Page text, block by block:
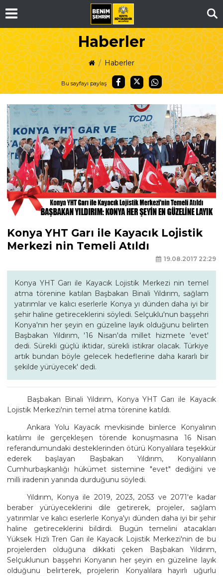
Haberler
Haberler
Bu sayfayı paylaş
Konya YHT Garı ile Kayacık Lojistik
Merkezi nin Temeli Atıldı
19.08.2017 22:29
Konya YHT Garı ile Kayacık Lojistik Merkezi nin temel
atma törenine katılan Başbakan Binali Yıldırım, sağlam
yatırımlar ve kalıcı eserlerle Konya yı dünden daha iyi bir
şehir haline getireceklerini söyledi. Selçuklu'nun başşehri
Konya'nın her şeyin en güzeline layık olduğunu belirten
Başbakan Yıldırım, '16 Nisan'da millet hizmete 'evet'
dedi. Sürekli güçlü iktidar, sürekli istikrar olacak. Türkiye
artık bundan böyle gelecek hedeflerine daha kararlı bir
şekilde yürüyecek' dedi.
Başbakan Binali Yıldırım, Konya YHT Garı ile Kayacık
Lojistik Merkezi'nin temel atma törenine katıldı.
Ankara Yolu Kayacık mevkisinde binlerce Konyalının
katılımı ile gerçekleşen törende konuşmasına 16 Nisan
referandumundaki desteklerinden ötürü Konyalılara teşekkür
ederek başlayan Başbakan Yıldırım, Konyalıların
Cumhurbaşkanlığı hükümet sistemine "evet" dediğini ve
milli iradenin yanında durduğunu söyledi.
Yıldırım, Konya ile 2019, 2023, 2053 ve 2071'e kadar
beraber yürüyeceklerini dile getirerek, projeler, sağlam
yatırımlar ve kalıcı eserlerle Konya'yı dünden daha iyi bir şehir
haline getireceklerini bildirdi. Bugün temelini atacakları
Yüksek Hızlı Tren Garı ile Kayacık Lojistik Merkezi'nin de bu
projelerden olduğuna dikkati çeken Başbakan Yıldırım,
Selçuklunun başşehri Konyanın her şeyin en güzeline layık
olduğunu belirterek, projelerin Konyalılara hayırlı uğurlu